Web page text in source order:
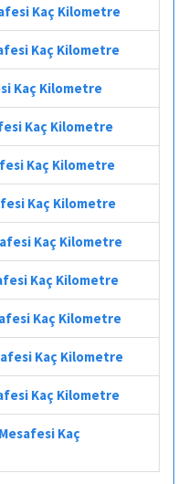
Kaç Kilometre
Kaç Kilometre
Kaç Kilometre
Kaç Kilometre
Kaç Kilometre
Kaç Kilometre
Kaç Kilometre
Kaç Kilometre
Kaç Kilometre
Kaç Kilometre
Kaç Kilometre
Kaç